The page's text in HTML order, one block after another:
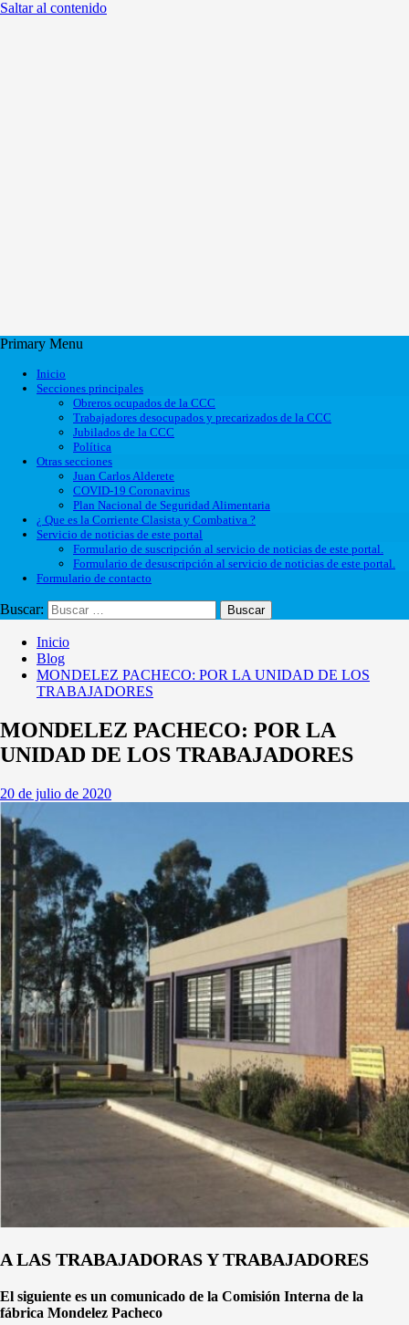
Saltar al contenido
Primary Menu
Inicio
Secciones principales
Obreros ocupados de la CCC
Trabajadores desocupados y precarizados de la CCC
Jubilados de la CCC
Política
Otras secciones
Juan Carlos Alderete
COVID-19 Coronavirus
Plan Nacional de Seguridad Alimentaria
¿ Que es la Corriente Clasista y Combativa ?
Servicio de noticias de este portal
Formulario de suscripción al servicio de noticias de este portal.
Formulario de desuscripción al servicio de noticias de este portal.
Formulario de contacto
Buscar:
Inicio
Blog
MONDELEZ PACHECO: POR LA UNIDAD DE LOS
TRABAJADORES
MONDELEZ PACHECO: POR LA
UNIDAD DE LOS TRABAJADORES
20 de julio de 2020
A LAS TRABAJADORAS Y TRABAJADORES
El siguiente es un comunicado de la Comisión Interna de la
fábrica Mondelez Pacheco